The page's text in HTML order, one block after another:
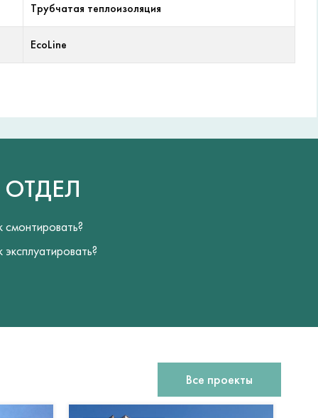
Трубчатая теплоизоляция
EcoLine
ОТДЕЛ
смонтировать?
эксплуатировать?
Все проекты